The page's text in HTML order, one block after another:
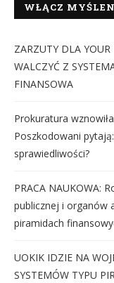
WŁĄCZ
ZARZUTY DLA YOUR
WALCZYĆ Z
FINANSOWA
Prokuratura
Poszkodowani
sprawiedliwości?
PRACA NAUKOWA:
publicznej i organów
piramidach
UOKIK IDZIE NA
SYSTEMÓW TYPU